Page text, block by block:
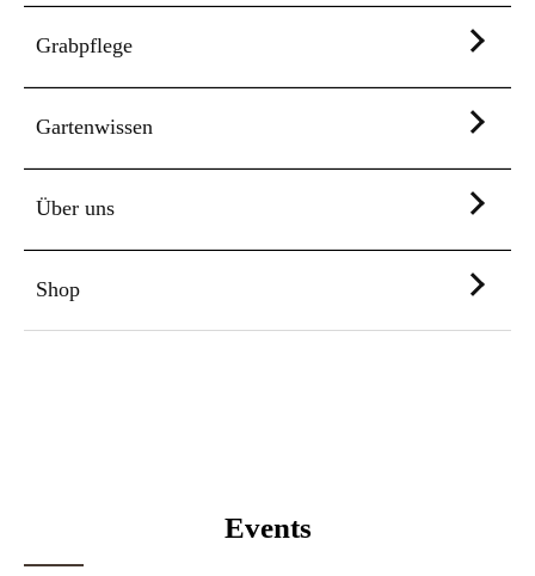
Grabpflege
Gartenwissen
Über uns
Shop
Events